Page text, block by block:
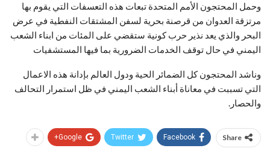
وحمل المحتجون الأمم المتحدة تبعات هذه التعسفات التي يقوم بها
مرتزقة العدوان من قرصنة بحرية لسفن المشتقات النفطية في عرض
البحر والذي يعد نذير حرب كونية ستقضي على المئات من ابناء الشعب
اليمني في حال توقف الخدمات الضرورية بما فيها المستشفيات
وناشد المحتجون كل الضمائر الحية ودول العالم بإدانة هذه الاعمال
التي تسببت في معاناة أبناء الشعب اليمني في ظل استمرار التحالف
والحصار.
Share
Facebook
Twitter
Google+